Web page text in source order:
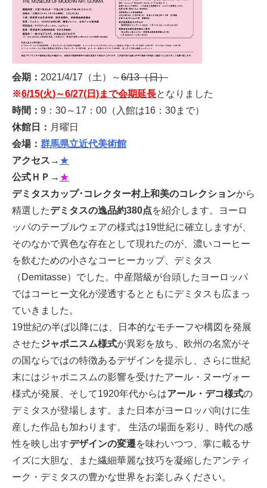
会期： 2021/4/17（土）～6/13（日）
※6/15(火)～6/27(日)まで会期延長となりました
時間： 9：30～17：00（入館は16：30まで）
休館日： 月曜日
会場： 群馬県立近代美術館
アクセス → ★
公式ＨＰ → ★
デミタスカップ･コレクター村上和美のコレクションから
精選したデミタスの逸品約380点を紹介します。ヨーロ
ッパのテーブルウェアの様式は19世紀に確立しますが、
そのなかで異色な存在として現れたのが、濃いコーヒー
を飲むための小さなコーヒーカップ、デミタス
（Demitasse）でした。中産階級が台頭したヨーロッパ
ではコーヒー文化が浸透するとともにデミタスも広まっ
ていきました。
19世紀の半ば以降には、日本的なモチーフや構図を発展
させたジャポニスム様式が異彩を放ち、欧州の名窯がそ
の国ならではの特徴あるデザインを提示し、さらに世紀
末にはジャポニスムの影響を受けたアール・ヌーヴォー
様式が発展、そして1920年代からはアール・デコ様式の
デミタスが登場します。また日本がヨーロッパ向けに生
産した作品も加わります。 生活の場面を彩り、時代の感
性を映し出すデザインの変遷を味わいつつ、掌に載るサ
イズに大胆な、また繊細華麗な技巧を凝縮したアンティ
ーク・デミタスの豊かな世界をお楽しみください。